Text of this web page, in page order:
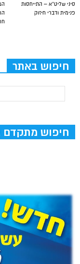
סיני שליט”א – התייחסות
פנימית ודברי חיזוק
חיפוש באתר
חיפוש מתקדם